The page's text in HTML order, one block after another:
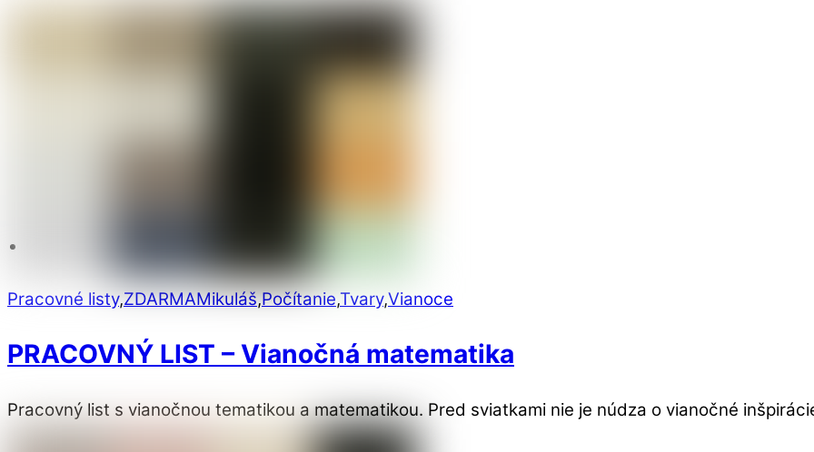
Pracovné listy,ZDARMAMikuláš,Počítanie,Tvary,Vianoce
PRACOVNÝ LIST – Vianočná matematika
Pracovný list s vianočnou tematikou a matematikou. Pred sviatkami nie je núdza o vianočné